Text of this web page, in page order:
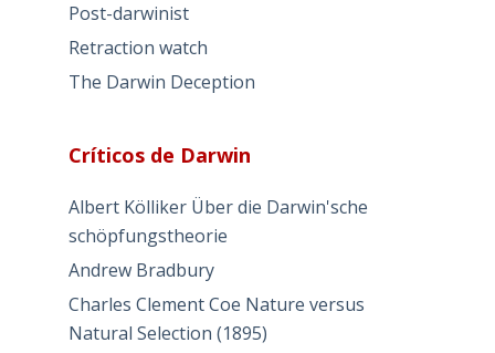
Post-darwinist
Retraction watch
The Darwin Deception
Críticos de Darwin
Albert Kölliker Über die Darwin'sche
schöpfungstheorie
Andrew Bradbury
Charles Clement Coe Nature versus
Natural Selection (1895)